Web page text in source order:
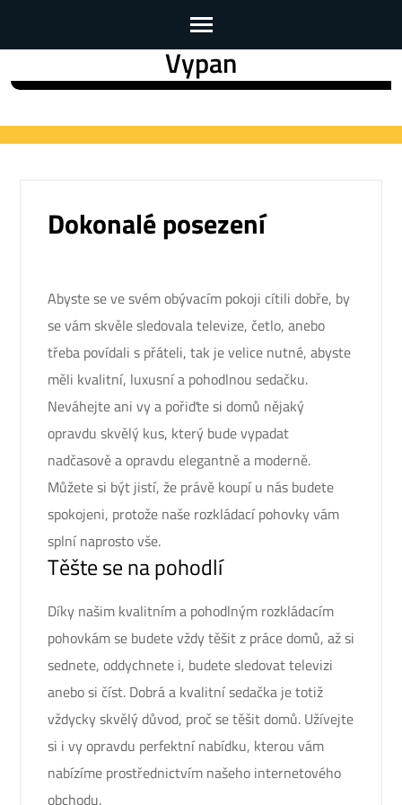
to
(Press
Vypan
Dokonalé posezení
Abyste se ve svém obývacím pokoji cítili dobře, by
se vám skvěle sledovala televize, četlo, anebo
třeba povídali s přáteli, tak je velice nutné, abyste
měli kvalitní, luxusní a pohodlnou sedačku.
Neváhejte ani vy a pořiďte si domů nějaký
opravdu skvělý kus, který bude vypadat
nadčasově a opravdu elegantně a moderně.
Můžete si být jistí, že právě koupí u nás budete
spokojeni, protože naše rozkládací pohovkyvám
splní naprosto vše.
Těšte se na pohodlí
Díky našim kvalitním a pohodlným rozkládacím
pohovkám se budete vždy těšit z práce domů, až si
sednete, oddychnete i, budete sledovat televizi
anebo si číst. Dobrá a kvalitní sedačka je totiž
vždycky skvělý důvod, proč se těšit domů. Užívejte
si i vy opravdu perfektní nabídku, kterou vám
nabízíme prostřednictvím našeho internetového
obchodu.